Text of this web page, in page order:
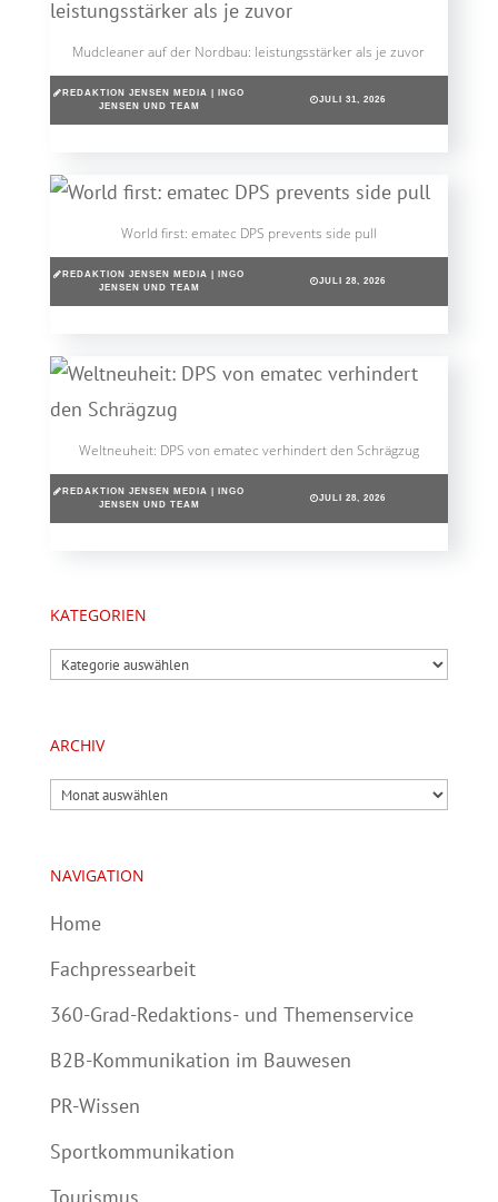
Mudcleaner auf der Nordbau: leistungsstärker als je zuvor
REDAKTION JENSEN MEDIA | INGO
JENSEN UND TEAM
JULI 31, 2026
World first: ematec DPS prevents side pull
REDAKTION JENSEN MEDIA | INGO
JENSEN UND TEAM
JULI 28, 2026
Weltneuheit: DPS von ematec verhindert den Schrägzug
REDAKTION JENSEN MEDIA | INGO
JENSEN UND TEAM
JULI 28, 2026
KATEGORIEN
Kategorien
ARCHIV
Archiv
NAVIGATION
Home
Fachpressearbeit
360-Grad-Redaktions- und Themenservice
B2B-Kommunikation im Bauwesen
PR-Wissen
Sportkommunikation
Tourismus